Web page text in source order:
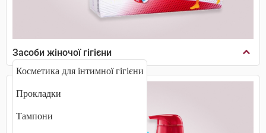
Засоби жіночої гігієни
Косметика для інтимної гігієни
Прокладки
Тампони